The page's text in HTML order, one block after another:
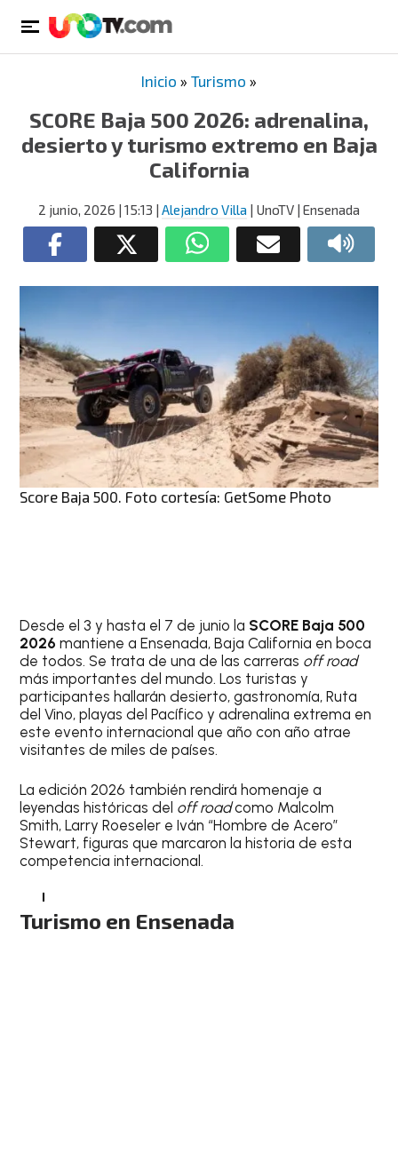
Inicio » Turismo »
SCORE Baja 500 2026: adrenalina,
desierto y turismo extremo en Baja
California
2 junio, 2026 | 15:13 | Alejandro Villa | UnoTV | Ensenada
Score Baja 500. Foto cortesía: GetSome Photo
Desde el 3 y hasta el 7 de junio la SCORE Baja 500
2026 mantiene a Ensenada, Baja California en boca
de todos. Se trata de una de las carreras off road
más importantes del mundo. Los turistas y
participantes hallarán desierto, gastronomía, Ruta
del Vino, playas del Pacífico y adrenalina extrema en
este evento internacional que año con año atrae
visitantes de miles de países.
La edición 2026 también rendirá homenaje a
leyendas históricas del off roadcomo Malcolm
Smith, Larry Roeseler e Iván “Hombre de Acero”
Stewart, figuras que marcaron la historia de esta
competencia internacional.
Turismo en Ensenada